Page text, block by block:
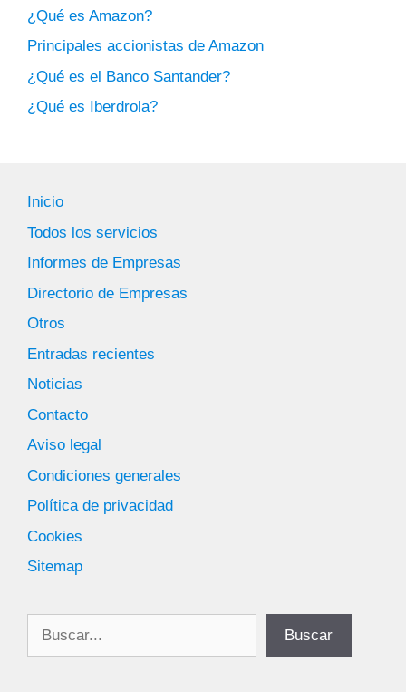
¿Qué es Amazon?
Principales accionistas de Amazon
¿Qué es el Banco Santander?
¿Qué es Iberdrola?
Inicio
Todos los servicios
Informes de Empresas
Directorio de Empresas
Otros
Entradas recientes
Noticias
Contacto
Aviso legal
Condiciones generales
Política de privacidad
Cookies
Sitemap
Buscar